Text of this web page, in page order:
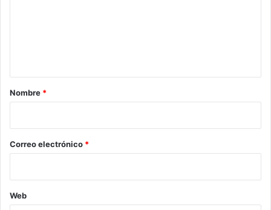
r
*
Nombre *
Correo electrónico *
Web